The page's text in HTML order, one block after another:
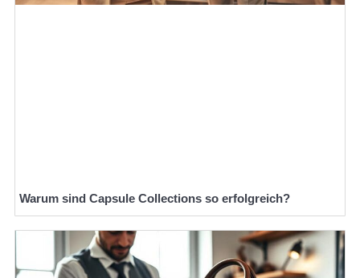
Warum sind Capsule Collections so erfolgreich?